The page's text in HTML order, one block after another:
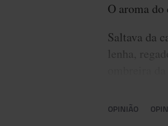
O aroma do
Saltava da
lenha,
OPINIÃO